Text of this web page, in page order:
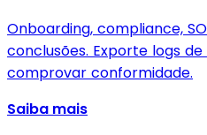
Onboarding, compliance,
conclusões. Exporte logs
comprovar conformidade.
Saiba mais